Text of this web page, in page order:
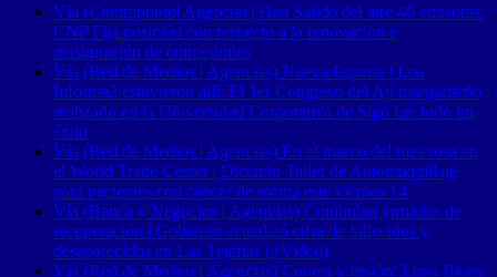
Vía (Contrapunto| Agencias) Han Salido del aire 46 emisoras:
CNP Fija posición con respecto a la renovación o
reasignación de concesiones
Vía (Red de Medios | Agencias) Nueva Esparta | Los
Informa2 estuvieron allí: El 1er Congreso del Ají margariteño
realizado en la Universidad Corporativa de Sigo fue todo un
éxito
Vía (Red de Medios | Agencias) En el marco del mes rosa en
el World Trade Center | Dictarán Taller de Automaquillaje
para pacientes con cáncer de mama este viernes 14
Vía (Banca y Negocios | Agencias) Continúan jornadas de
recuperación | Gobierno actualizó cifra de fallecidos y
desaparecidos en Las Tejerías (+Video)
Vía (Red de Medios | Agencias) Covers y fusión: Luna Blues